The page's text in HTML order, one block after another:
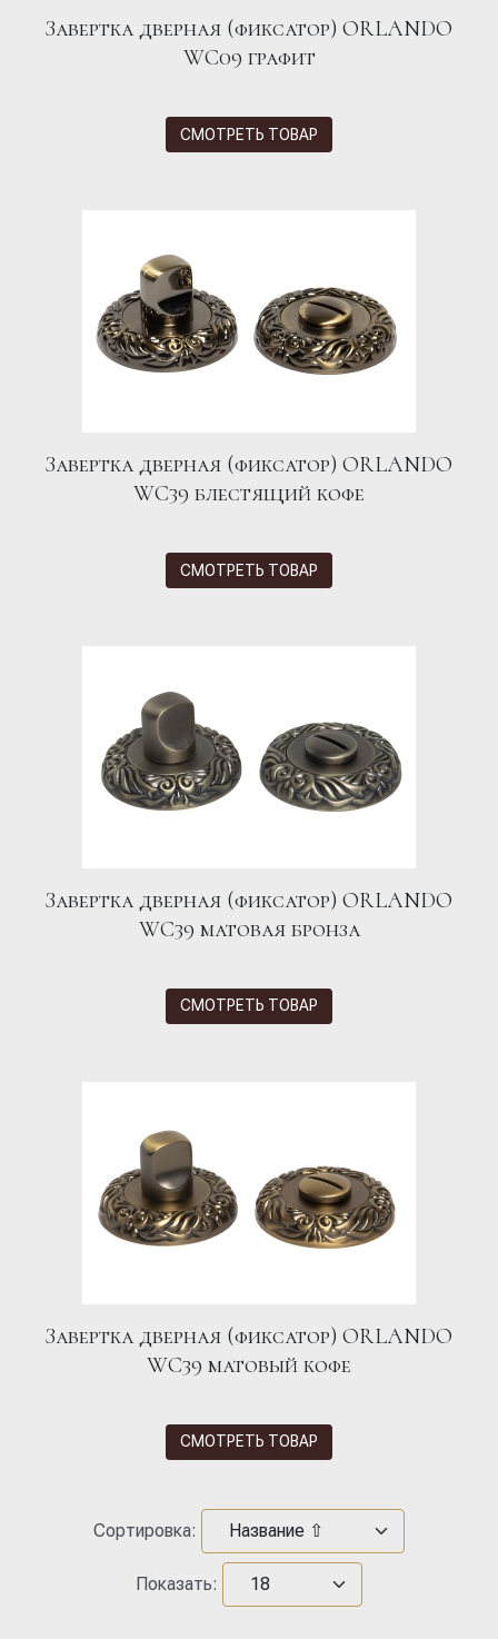
Завертка дверная (фиксатор) ORLANDO
WC09 графит
СМОТРЕТЬ ТОВАР
Завертка дверная (фиксатор) ORLANDO
WC39 блестящий кофе
СМОТРЕТЬ ТОВАР
Завертка дверная (фиксатор) ORLANDO
WC39 матовая бронза
СМОТРЕТЬ ТОВАР
Завертка дверная (фиксатор) ORLANDO
WC39 матовый кофе
СМОТРЕТЬ ТОВАР
Сортировка:
Показать: